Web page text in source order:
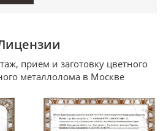
прием и заготовку цветного
металлолома в Москве